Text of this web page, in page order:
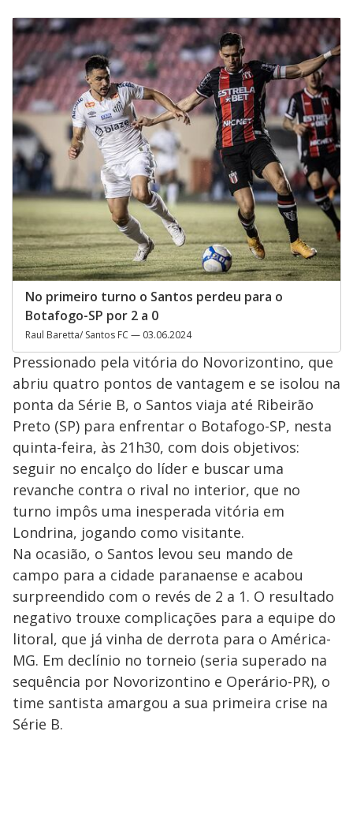
No primeiro turno o Santos perdeu para o
Botafogo-SP por 2 a 0
Raul Baretta/ Santos FC — 03.06.2024
Pressionado pela vitória do Novorizontino, que
abriu quatro pontos de vantagem e se isolou na
ponta da Série B, o Santos viaja até Ribeirão
Preto (SP) para enfrentar o Botafogo-SP, nesta
quinta-feira, às 21h30, com dois objetivos:
seguir no encalço do líder e buscar uma
revanche contra o rival no interior, que no
turno impôs uma inesperada vitória em
Londrina, jogando como visitante.
Na ocasião, o Santos levou seu mando de
campo para a cidade paranaense e acabou
surpreendido com o revés de 2 a 1. O resultado
negativo trouxe complicações para a equipe do
litoral, que já vinha de derrota para o América-
MG. Em declínio no torneio (seria superado na
sequência por Novorizontino e Operário-PR), o
time santista amargou a sua primeira crise na
Série B.